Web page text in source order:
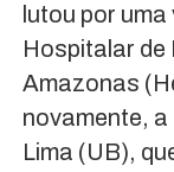
lutou por
Hospitalar de
Amazonas
novamente,
Lima (UB),